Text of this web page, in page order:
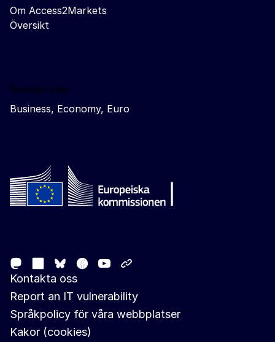
Om Access2Markets
Översikt
Related sites
Business, Economy, Euro
MastodonLinkedIn
Bluesky
Facebook
Youtube
Kontakta oss
Report an IT vulnerability
Språkpolicy för våra webbplatser
Kakor (cookies)